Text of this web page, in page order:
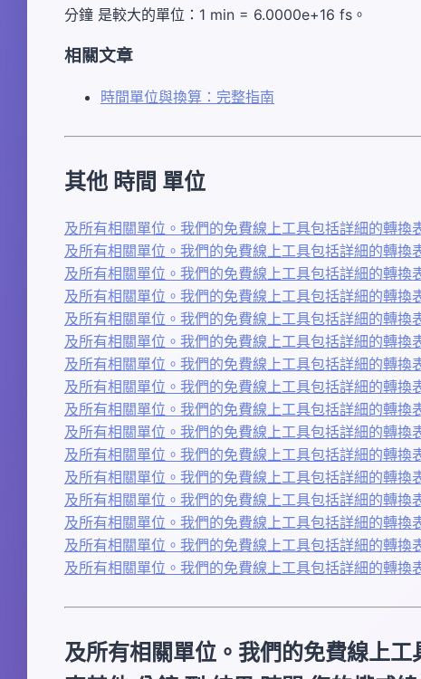
分鐘 是較大的單位：1 min = 6.0000e+16 fs。
相關文章
時間單位與換算：完整指南
其他 時間 單位
及所有相關單位。我們的免費線上工具包括詳細的轉
及所有相關單位。我們的免費線上工具包括詳細的轉
及所有相關單位。我們的免費線上工具包括詳細的轉
及所有相關單位。我們的免費線上工具包括詳細的轉
及所有相關單位。我們的免費線上工具包括詳細的轉
及所有相關單位。我們的免費線上工具包括詳細的轉
及所有相關單位。我們的免費線上工具包括詳細的轉
及所有相關單位。我們的免費線上工具包括詳細的轉
及所有相關單位。我們的免費線上工具包括詳細的轉換
及所有相關單位。我們的免費線上工具包括詳細的轉
及所有相關單位。我們的免費線上工具包括詳細的轉
及所有相關單位。我們的免費線上工具包括詳細的轉
及所有相關單位。我們的免費線上工具包括詳細的轉
及所有相關單位。我們的免費線上工具包括詳細的轉
及所有相關單位。我們的免費線上工具包括詳細的轉
及所有相關單位。我們的免費線上工具包括詳細的轉
及所有相關單位。我們的免費線上